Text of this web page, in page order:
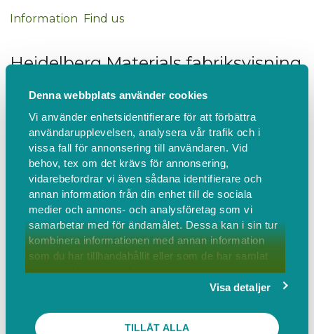
Denna webbplats använder cookies
Vi använder enhetsidentifierare för att förbättra
användarupplevelsen, analysera vår trafik och i
vissa fall för annonsering till användaren. Vid
behov, tex om det krävs för annonsering,
vidarebefordrar vi även sådana identifierare och
annan information från din enhet till de sociala
medier och annons- och analysföretag som vi
samarbetar med för ändamålet. Dessa kan i sin tur
kombinera informationen med annan information
som du har tillhandahållit eller som de har samlat
in när du har använt deras tjänster.
Visa detaljer
TILLÅT ALLA
Information Find us
Heidelberg Materials fabriksvisning
i Slite
Välkommen på fabriksvisning hos oss på Heidelberg
Materials i Slite!
Här arbetar 230 personer och produceras 75 % av
den cement som används i Sverige.
Visningen inleds med en presentation av
verksamheten där både historia, nutid och framtid
berörs. Efter det går vi ut på fabriksområdet där vi
samt besöker högsta våningen i vårt 100 meter